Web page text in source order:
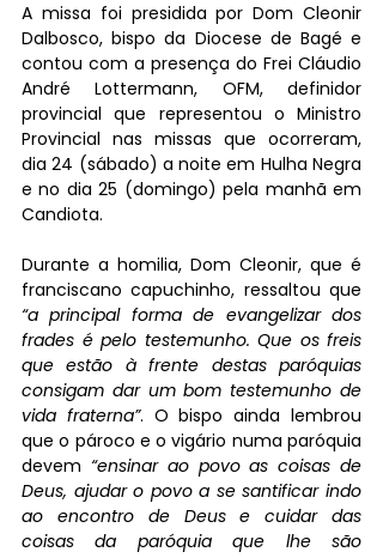
A missa foi presidida por Dom Cleonir
Dalbosco, bispo da Diocese de Bagé e
contou com a presença do Frei Cláudio
André Lottermann, OFM, definidor
provincial que representou o Ministro
Provincial nas missas que ocorreram,
dia 24 (sábado) a noite em Hulha Negra
e no dia 25 (domingo) pela manhã em
Candiota.
Durante a homilia, Dom Cleonir, que é
“a principal forma de evangelizar dos
frades é pelo testemunho. Que os freis
que estão à frente destas paróquias
consigam dar um bom testemunho de
vida fraterna”. O bispo ainda lembrou
que o pároco e o vigário numa paróquia
devem “ensinar ao povo as coisas de
Deus, ajudar o povo a se santificar indo
ao encontro de Deus e cuidar das
coisas da paróquia que lhe são